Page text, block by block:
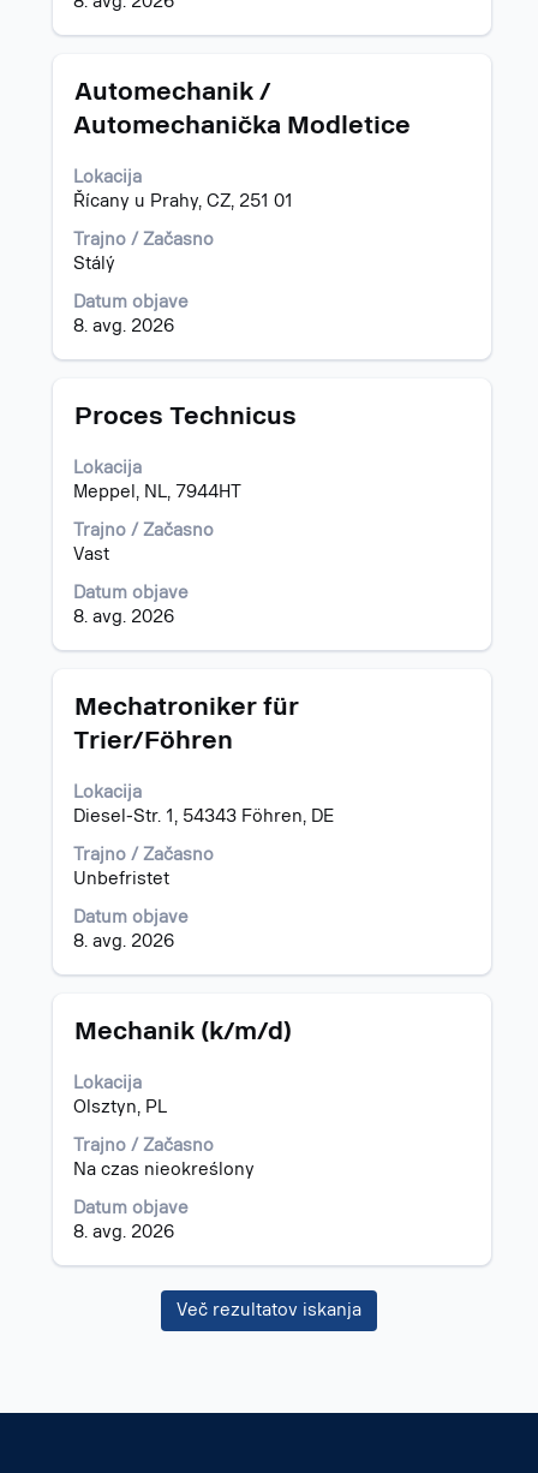
Naziv
Automechanik /
Automechanička Modletice
Lokacija
Řícany u Prahy, CZ, 251 01
Trajno / Začasno
Stálý
Datum objave
8. avg. 2026
Izberite
preslednico,
vidite
celotno
vsebino
podatkov
delovnem
mestu.
Naziv
Proces Technicus
Lokacija
Meppel, NL, 7944HT
Trajno / Začasno
Vast
Datum objave
8. avg. 2026
Izberite
preslednico,
da
vidite
celotno
vsebino
o
delovnem
mestu.
Naziv
Mechatroniker für
Trier/Föhren
Lokacija
Diesel-Str. 1, 54343 Föhren, DE
Trajno / Začasno
Unbefristet
Datum objave
8. avg. 2026
Izberite
preslednico,
vidite
celotno
vsebino
podatkov
delovnem
mestu.
Naziv
Mechanik (k/m/d)
Lokacija
Olsztyn, PL
Trajno / Začasno
Na czas nieokreślony
Datum objave
8. avg. 2026
Izberite
preslednico,
da
celotno
vsebino
o
delovnem
mestu.
Več rezultatov iskanja